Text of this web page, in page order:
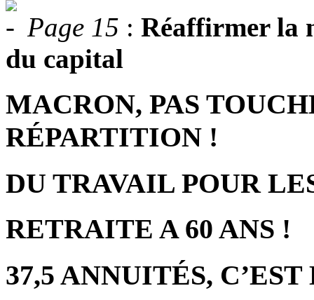
Page 15 : Réaffirmer la
du capital
MACRON, PAS
RÉPARTITION !
DU TRAVAIL POUR
RETRAITE A 60 ANS !
37,5 ANNUITÉS,